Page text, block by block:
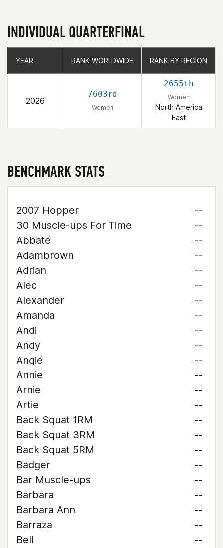
INDIVIDUAL QUARTERFINAL
YEAR RANK WORLDWIDE RANK BY REGION
2026
7603rd
Women
2655th
Women
North America
East
YEAR RANK WORLDWIDE RANK BY REGION
BENCHMARK STATS
2007 Hopper
--
30 Muscle-ups For Time
--
Abbate
--
Adambrown
--
Adrian
--
Alec
--
Alexander
--
Amanda
--
Andi
--
Andy
--
Angie
--
Annie
--
Arnie
--
Artie
--
Back Squat 1RM
--
Back Squat 3RM
--
Back Squat 5RM
--
Badger
--
Bar Muscle-ups
--
Barbara
--
Barbara Ann
--
Barraza
--
Bell
--